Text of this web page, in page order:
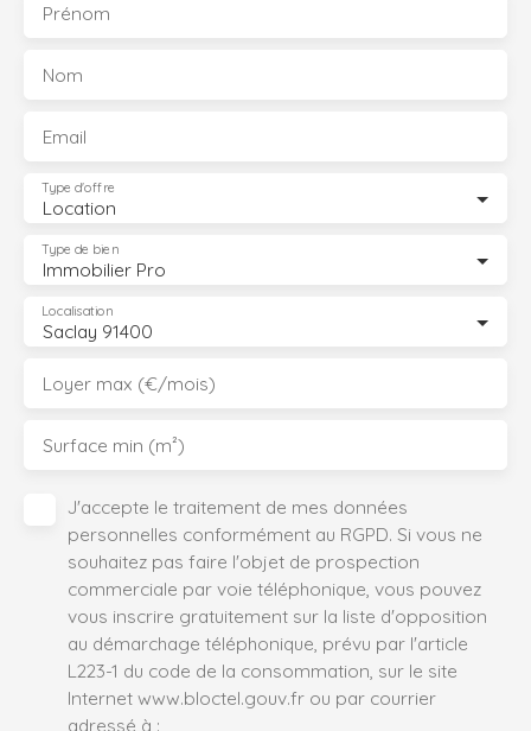
Prénom
Nom
Email
Location
Type d'offre
Immobilier Pro
Type de bien
Saclay 91400
Localisation
Loyer max (€/mois)
Surface min (m²)
J'accepte le traitement de mes données
personnelles conformément au RGPD. Si vous ne
souhaitez pas faire l'objet de prospection
commerciale par voie téléphonique, vous pouvez
vous inscrire gratuitement sur la liste d'opposition
au démarchage téléphonique, prévu par l'article
L223-1 du code de la consommation, sur le site
Internet www.bloctel.gouv.fr ou par courrier
adressé à :